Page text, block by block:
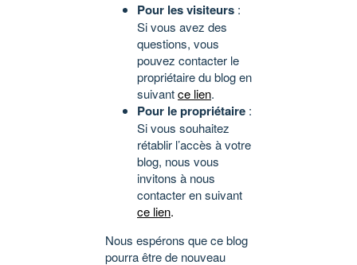
Pour les visiteurs :
Si vous avez des
questions, vous
pouvez contacter le
propriétaire du blog en
suivantce lien.
Pour le propriétaire :
Si vous souhaitez
rétablir l’accès à votre
blog, nous vous
invitons à nous
contacter en suivant
ce lien.
Nous espérons que ce blog
pourra être de nouveau